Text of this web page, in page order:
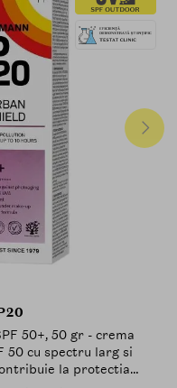
50+, 50 gr - crema
50 cu spectru larg si
la protectia